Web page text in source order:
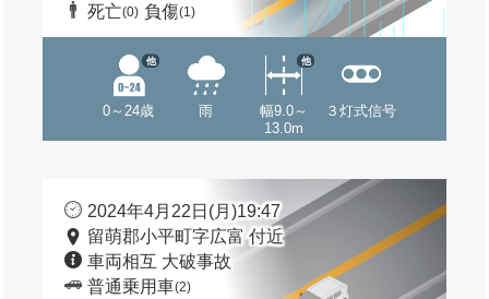
死亡(0) 負傷(1)
0～24歳
他
雨
幅9.0～
13.0m
他
３灯式信号
2024年4月22日(月)19:47
留萌郡小平町字広富 付近
車両相互 大破事故
普通乗用車(2)